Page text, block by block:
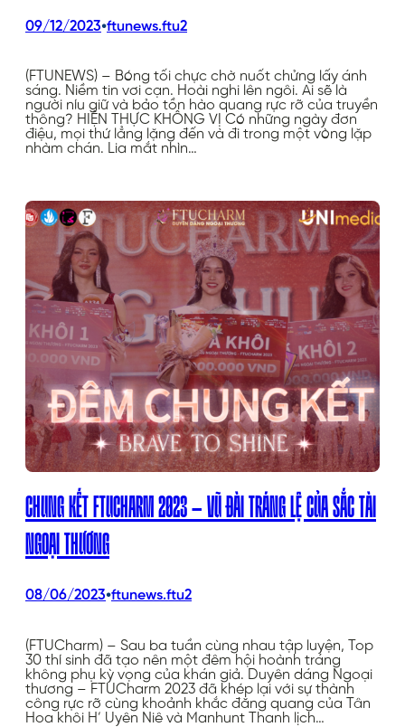
09/12/2023•ftunews.ftu2
(FTUNEWS) – Bóng tối chực chờ nuốt chửng lấy ánh
sáng. Niềm tin vơi cạn. Hoài nghi lên ngôi. Ai sẽ là
người níu giữ và bảo tồn hào quang rực rỡ của truyền
thông? HIỆN THỰC KHÔNG VỊ Có những ngày đơn
điệu, mọi thứ lẳng lặng đến và đi trong một vòng lặp
nhàm chán. Lia mắt nhìn…
CHUNG KẾT FTUCHARM 2023 – VŨ ĐÀI TRÁNG LỆ CỦA SẮC TÀI
NGOẠI THƯƠNG
08/06/2023•ftunews.ftu2
(FTUCharm) – Sau ba tuần cùng nhau tập luyện, Top
30 thí sinh đã tạo nên một đêm hội hoành tráng
không phụ kỳ vọng của khán giả. Duyên dáng Ngoại
thương – FTUCharm 2023 đã khép lại với sự thành
công rực rỡ cùng khoảnh khắc đăng quang của Tân
Hoa khôi H’ Uyên Niê và Manhunt Thanh lịch…